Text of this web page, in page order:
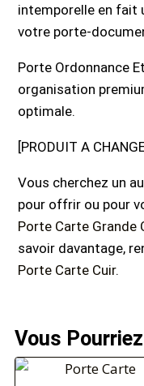
intemporelle en fait
votre porte-
Porte Ordonnance
organisation
optimale.
[PRODUIT A
Vous cherchez un
pour offrir ou pour
Porte Carte Grande
savoir davantage,
Porte Carte Cuir.
Vous